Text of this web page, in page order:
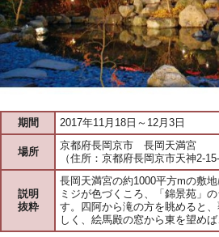
期間 2017年11月18日～12月3日
場所
京都府長岡京市 長岡天満宮
（住所：京都府長岡京市天神2-15-
説明
抜粋
長岡天満宮の約1000平方mの敷
ミジが色づくころ、「錦景苑」
す。四阿から滝の方を眺めると
しく、絵馬殿の窓から東を望め